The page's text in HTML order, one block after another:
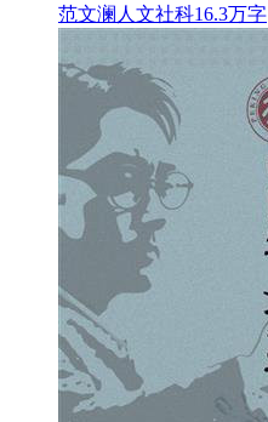
范文澜 人文社科16.3万字